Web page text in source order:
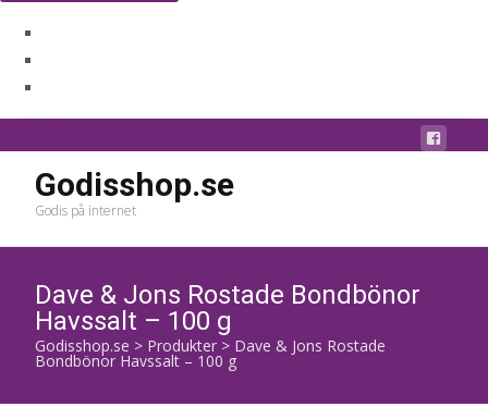
Godisshop.se
Godis på internet
Dave & Jons Rostade Bondbönor
Havssalt – 100 g
Godisshop.se > Produkter > Dave & Jons Rostade
Bondbönor Havssalt – 100 g